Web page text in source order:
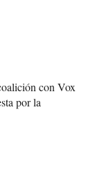
con Vox
por la